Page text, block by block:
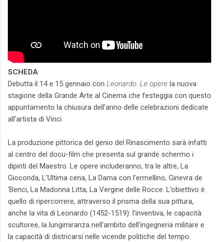
SCHEDA
Debutta il 14 e 15 gennaio con Leonardo. Le opere la nuova
stagione della Grande Arte al Cinema che festeggia con questo
appuntamento la chiusura dell’anno delle celebrazioni dedicate
all’artista di Vinci.
La produzione pittorica del genio del Rinascimento sarà infatti
al centro del docu-film che presenta sul grande schermo i
dipinti del Maestro. Le opere includeranno, tra le altre, La
Gioconda, L’Ultima cena, La Dama con l’ermellino, Ginevra de
‘Benci, La Madonna Litta, La Vergine delle Rocce. L’obiettivo è
quello di ripercorrere, attraverso il prisma della sua pittura,
anche la vita di Leonardo (1452-1519): l’inventiva, le capacità
scultoree, la lungimiranza nell’ambito dell’ingegneria militare e
la capacità di districarsi nelle vicende politiche del tempo.